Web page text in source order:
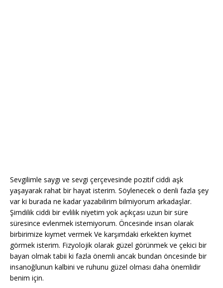
Sevgilimle saygı ve sevgi çerçevesinde pozitif ciddi aşk
yaşayarak rahat bir hayat isterim. Söylenecek o denli fazla şey
var ki burada ne kadar yazabilirim bilmiyorum arkadaşlar.
Şimdilik ciddi bir evlilik niyetim yok açıkçası uzun bir süre
süresince evlenmek istemiyorum. Öncesinde insan olarak
birbirimize kıymet vermek Ve karşımdaki erkekten kıymet
görmek isterim. Fizyolojik olarak güzel görünmek ve çekici bir
bayan olmak tabii ki fazla önemli ancak bundan öncesinde bir
insanoğlunun kalbini ve ruhunu güzel olması daha önemlidir
benim için.